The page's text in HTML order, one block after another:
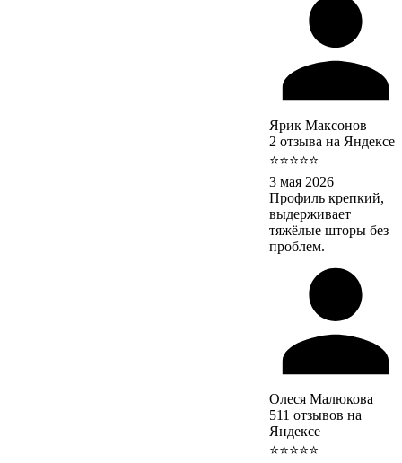
Ярик Максонов
2 отзыва на Яндексе
⭐⭐⭐⭐⭐
3 мая 2026
Профиль крепкий,
выдерживает
тяжёлые шторы без
проблем.
Олеся Малюкова
511 отзывов на
Яндексе
⭐⭐⭐⭐⭐